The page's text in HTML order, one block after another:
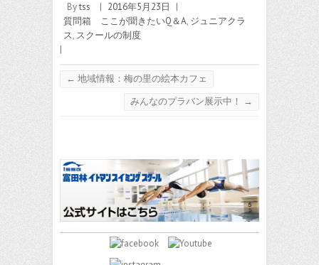
Bytss | 2016年5月23日
|
質問箱 ここが聞きたいQ＆A, ジュニアクラ
ス, スクールの制度
|
← 地域情報：梅の里の絵本カフェ
みんなのプラバン展示中！
→